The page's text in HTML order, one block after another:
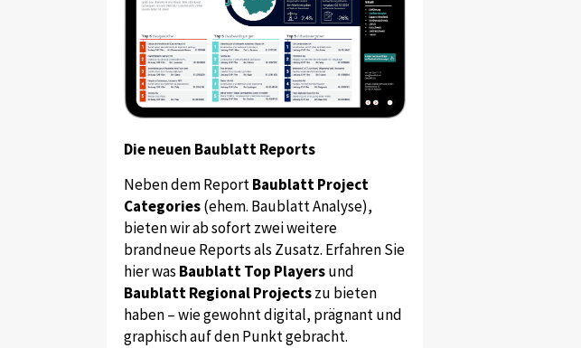
Die neuen Baublatt Reports
Neben dem ReportBaublatt Project
Categories(ehem. Baublatt Analyse),
bieten wir ab sofort zwei weitere
brandneue Reports als Zusatz. Erfahren Sie
hier was Baublatt Top Playersund
Baublatt Regional Projectszu bieten
haben – wie gewohnt digital, prägnant und
graphisch auf den Punkt gebracht.